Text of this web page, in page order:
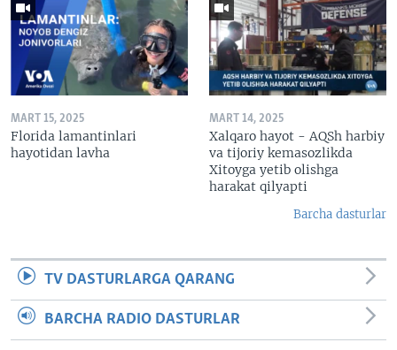
MART 15, 2025
Florida lamantinlari
hayotidan lavha
MART 14, 2025
Xalqaro hayot - AQSh harbiy
va tijoriy kemasozlikda
Xitoyga yetib olishga
harakat qilyapti
Barcha dasturlar
TV DASTURLARGA QARANG
BARCHA RADIO DASTURLAR